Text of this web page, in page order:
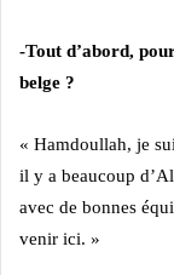
-Tout d’abord,
belge ?
« Hamdoullah, je
il y a beaucoup
avec de bonnes
venir ici. »